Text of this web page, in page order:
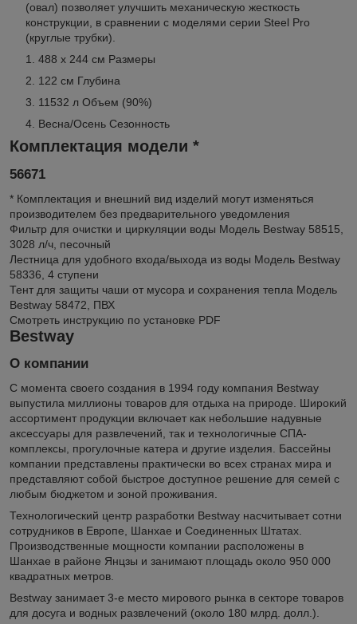
(овал) позволяет улучшить механическую жесткость
конструкции, в сравнении с моделями серии Steel Pro
(круглые трубки).
488 x 244 см Размеры
122 см Глубина
11532 л Объем (90%)
Весна/Осень Сезонность
Комплектация модели *
56671
* Комплектация и внешний вид изделий могут изменяться
производителем без предварительного уведомления
Фильтр для очистки и циркуляции воды Модель Bestway 58515,
3028 л/ч, песочный
Лестница для удобного входа/выхода из воды Модель Bestway
58336, 4 ступени
Тент для защиты чаши от мусора и сохранения тепла Модель
Bestway 58472, ПВХ
Смотреть инструкцию по установке PDF
Bestway
О компании
С момента своего создания в 1994 году компания Bestway
выпустила миллионы товаров для отдыха на природе. Широкий
ассортимент продукции включает как небольшие надувные
аксессуары для развлечений, так и технологичные СПА-
комплексы, прогулочные катера и другие изделия. Бассейны
компании представлены практически во всех странах мира и
представляют собой быстрое доступное решение для семей с
любым бюджетом и зоной проживания.
Технологический центр разработки Bestway насчитывает сотни
сотрудников в Европе, Шанхае и Соединенных Штатах.
Производственные мощности компании расположены в
Шанхае в районе Янцзы и занимают площадь около 950 000
квадратных метров.
Bestway занимает 3-е место мирового рынка в секторе товаров
для досуга и водных развлечений (около 180 млрд. долл.).